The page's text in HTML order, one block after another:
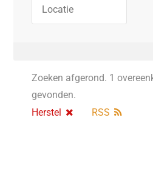
Zoeken afgerond. 1
gevonden.
Herstel
RSS